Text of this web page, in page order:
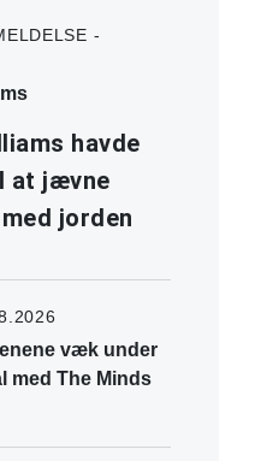
-
havde
at jævne
jorden
væk under
med The Minds